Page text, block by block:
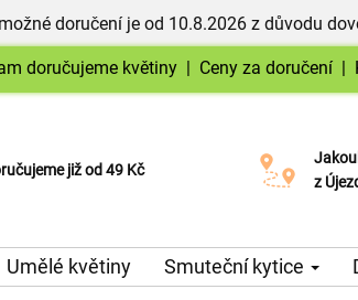
doručení je od 10.8.2026 z důvodu
doručujeme květiny | Ceny za doručení |
již od 49 Kč
výběr času a dne doručení
z
Umělé květiny Smuteční kytice